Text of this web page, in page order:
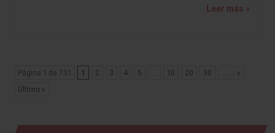
Leer más »
Página 1 de 731 1 2 3 4 5 10 20 30
»
Último »